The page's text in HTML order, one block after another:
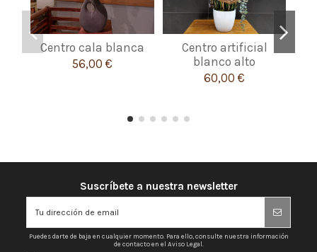
Centro cala blanca
56,00 €
Centro artificial
blanco alto
60,00 €
Suscríbete a nuestra newsletter
Puedes darte de baja en cualquier momento. Para ello, consulte nuestra información
de contacto en el Aviso Legal.